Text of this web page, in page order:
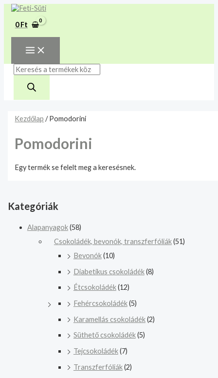
Skip
content
0Ft
MAIN
MENU
Products
search
Kategóriák
Alapanyagok(58)
Csokoládék, bevonók, transzferfóliák(51)
Bevonók(10)
Diabetikus csokoládék(8)
Étcsokoládék(12)
Fehércsokoládék(5)
Karamellás csokoládék(2)
Süthető csokoládék(5)
Tejcsokoládék(7)
Transzferfóliák(2)
Kezdőlap / Pomodorini
Pomodorini
Egy termék se felelt meg a keresésnek.
A mélyhűtött termékeket
csakis saját felelősségre adjuk
át futárszolgálatnak,
tekintettel a feloldási időre.